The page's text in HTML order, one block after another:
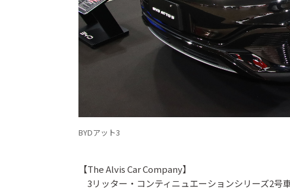
BYDアット3
【The Alvis Car Company】
3リッター・コンティニュエーションシリーズ2号